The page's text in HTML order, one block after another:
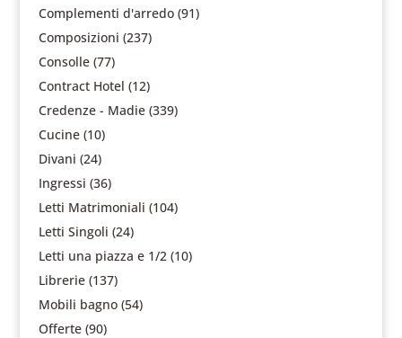
Complementi d'arredo (91)
Composizioni (237)
Consolle (77)
Contract Hotel (12)
Credenze - Madie (339)
Cucine (10)
Divani (24)
Ingressi (36)
Letti Matrimoniali (104)
Letti Singoli (24)
Letti una piazza e 1/2 (10)
Librerie (137)
Mobili bagno (54)
Offerte (90)